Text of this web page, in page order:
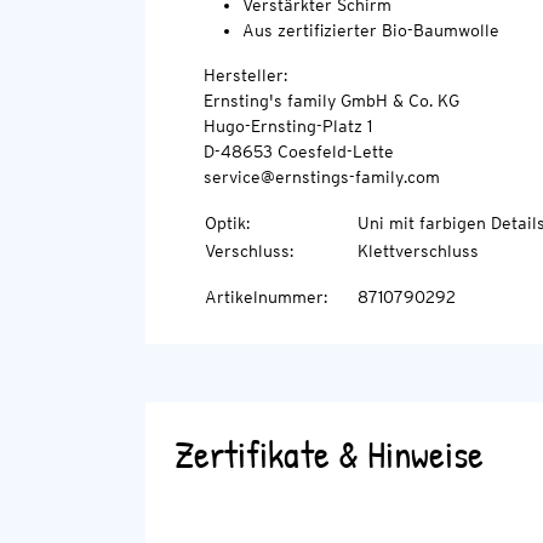
Verstärkter Schirm
Aus zertifizierter Bio-Baumwolle
Hersteller:
Ernsting's family GmbH & Co. KG
Hugo-Ernsting-Platz 1
D-48653 Coesfeld-Lette
service@ernstings-family.com
Optik:
Uni mit farbigen
Verschluss: Klettverschluss
Artikelnummer: 8710790292
Zertifikate & Hinweise